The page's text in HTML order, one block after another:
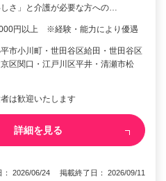
さ」と介護が必要な方への…
円以上 ※経験・能力により優遇
市小川町・世田谷区給田・世田谷区
区関口・江戸川区平井・清瀬市松
は歓迎いたします
詳細を見る
： 2026/06/24 掲載終了日： 2026/09/11